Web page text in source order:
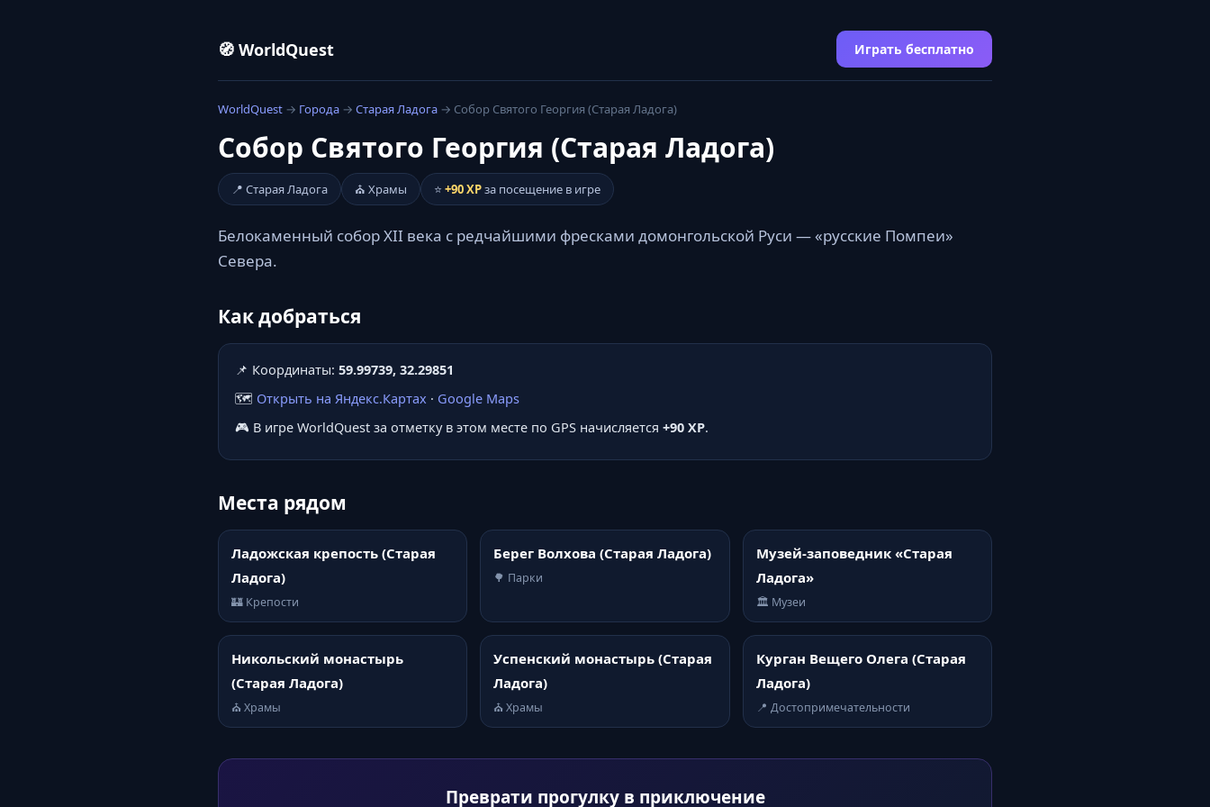
🧭 WorldQuest Играть бесплатно
WorldQuest → Города → Старая Ладога → Собор Святого Георгия (Старая Ладога)
Собор Святого Георгия (Старая Ладога)
📍 Старая Ладога ⛪ Храмы ⭐ +90 XPза посещение в игре
Белокаменный собор XII века с редчайшими фресками домонгольской Руси — «русские Помпеи»
Севера.
Как добраться
📌 Координаты: 59.99739, 32.29851
🗺️ Открыть на Яндекс.Картах · Google Maps
🎮 В игре WorldQuest за отметку в этом месте по GPS начисляется +90 XP.
Места рядом
Ладожская крепость (Старая
Ладога)
🏰 Крепости
Берег Волхова (Старая Ладога)
🌳 Парки
Музей-заповедник «Старая
Ладога»
🏛️ Музеи
Никольский монастырь
(Старая Ладога)
⛪ Храмы
Успенский монастырь (Старая
Ладога)
⛪ Храмы
Курган Вещего Олега (Старая
Ладога)
📍 Достопримечательности
Преврати прогулку в приключение